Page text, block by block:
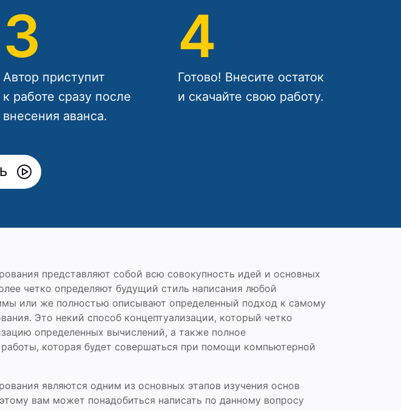
3
Автор приступит
к работе сразу после
внесения аванса.
4
Готово! Внесите остаток
и скачайте свою работу.
представляют собой всю совокупность идей и основных
четко определяют будущий стиль написания любой
или же полностью описывают определенный подход к самому
Это некий способ концептуализации, который четко
определенных вычислений, а также полное
которая будет совершаться при помощи компьютерной
являются одним из основных этапов изучения основ
вам может понадобиться написать по данному вопросу